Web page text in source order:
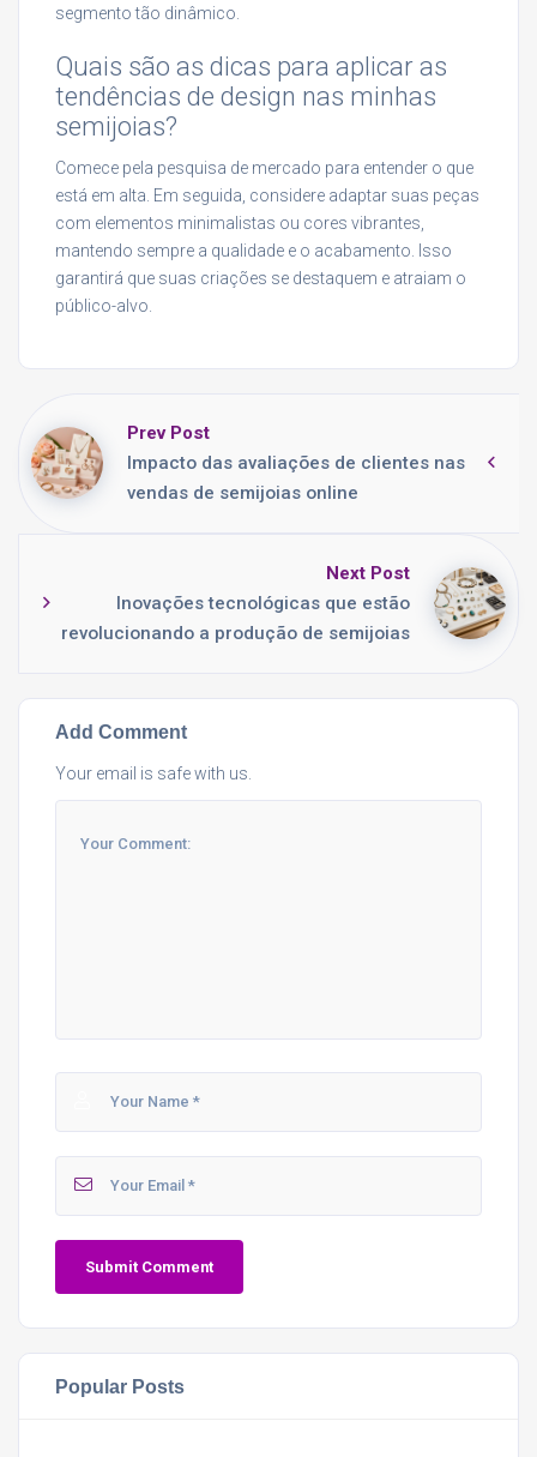
segmento tão dinâmico.
Quais são as dicas para aplicar as
tendências de design nas minhas
semijoias?
Comece pela pesquisa de mercado para entender o que
está em alta. Em seguida, considere adaptar suas peças
com elementos minimalistas ou cores vibrantes,
mantendo sempre a qualidade e o acabamento. Isso
garantirá que suas criações se destaquem e atraiam o
público-alvo.
Prev Post
Impacto das avaliações de clientes nas
vendas de semijoias online
Next Post
Inovações tecnológicas que estão
revolucionando a produção de semijoias
Add Comment
Your email is safe with us.
Popular Posts